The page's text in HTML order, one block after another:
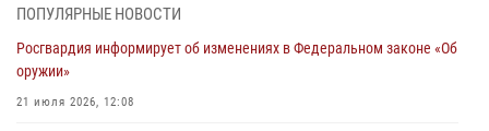
03 августа 2026, 17:21
21 единицу оружия изъяли Псковские росгвардейцы за неделю
03 августа 2026, 14:10
ПОПУЛЯРНЫЕ НОВОСТИ
Росгвардия информирует об изменениях в Федеральном законе «Об
оружии»
21 июля 2026, 12:08